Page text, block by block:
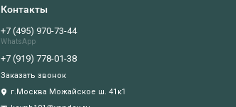
Контакты
+7 (495) 970-73-44
WhatsApp
+7 (919) 778-01-38
Заказать звонок
г.Москва Можайское ш. 41к1